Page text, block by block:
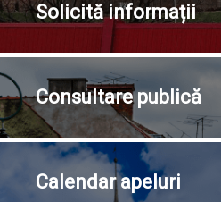
Solicităinformații
Consultarepublică
Calendarapeluri